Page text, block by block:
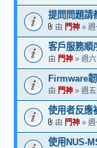
提問問題請
由 門神 » 週
客戶服務順
由 門神 » 週
Firmware
由 門神 » 週
使用者反應
由 門神 » 週
使用NUS-